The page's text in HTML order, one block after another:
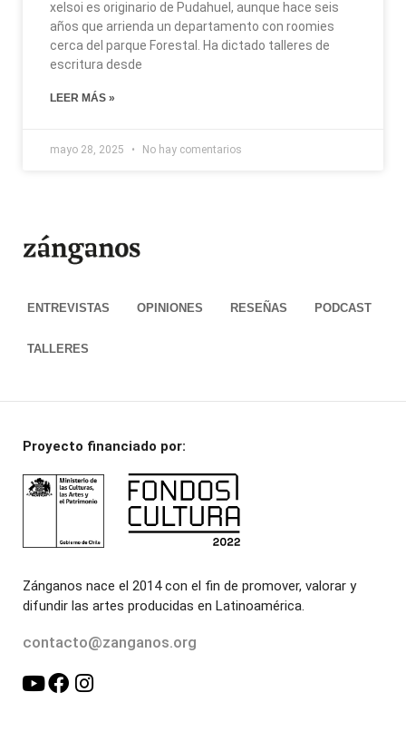
xelsoi es originario de Pudahuel, aunque hace seis
años que arrienda un departamento con roomies
cerca del parque Forestal. Ha dictado talleres de
escritura desde
LEER MÁS »
mayo 28, 2025 No hay comentarios
ENTREVISTAS OPINIONES RESEÑAS PODCAST
TALLERES
Proyecto financiado por:
Zánganos nace el 2014 con el fin de promover, valorar y
difundir las artes producidas en Latinoamérica.
contacto@zanganos.org